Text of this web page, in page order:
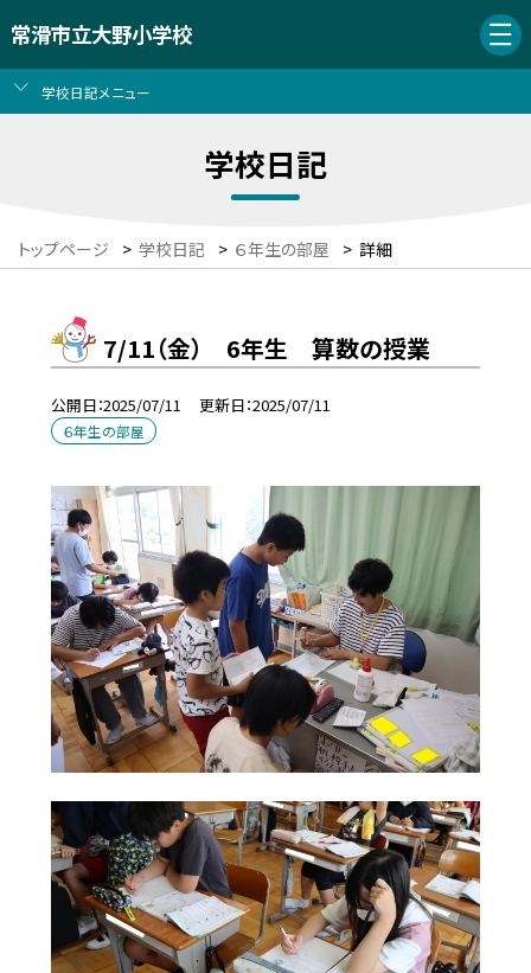
常滑市立大野小学校
学校日記メニュー
学校日記
トップページ > 学校日記 > ６年生の部屋 > 詳細
7/11（金） 6年生 算数の授業
公開日 2025/07/11 更新日 2025/07/11
６年生の部屋